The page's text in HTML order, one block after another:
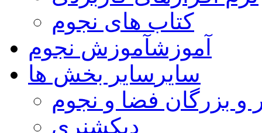
کتاب های نجوم
آموزشآموزش نجوم
سایر سایر بخش ها
و بزرگان فضا و نجوم
دیکشنری